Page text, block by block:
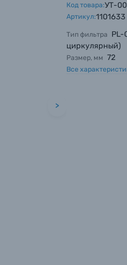
>
Код товара:УТ-
Артикул:1101633
Тип фильтра PL-
циркулярный)
Размер, мм 72
Все